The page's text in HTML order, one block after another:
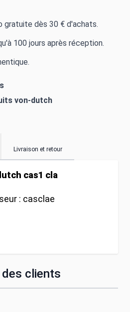
gratuite dès 30 € d'achats.
100 jours après réception.
von-dutch
Livraison et retour
cas1 cla
: casclae
clients